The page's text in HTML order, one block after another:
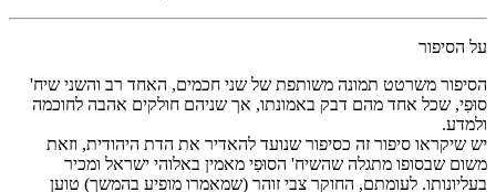
על הסיפור
הסיפור משרטט תמונה משותפת של שני חכמים, האחד רב והשני שיח'
סוּפִי, שכל אחד מהם דבק באמונתו, אך שניהם חולקים אהבה לחוכמה
ולמדע.
יש שיקראו סיפור זה כסיפור שנועד להאדיר את הדת היהודית, וזאת
משום שבסופו מתגלה שהשיח' הסוּפִי מאמין באלוהי ישראל ומכיר
בעליונותו. לעומתם, החוקר צבי זוהר (שמאמרו מופיע בהמשך) טוען